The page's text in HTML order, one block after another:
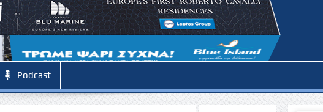
Podcast